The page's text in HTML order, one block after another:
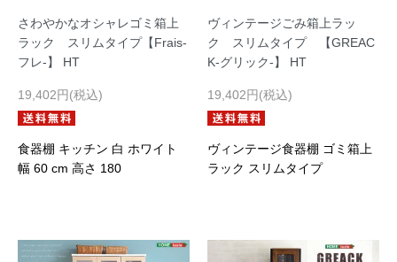
さわやかなオシャレゴミ箱上
ラック スリムタイプ【Frais-
フレ-】 HT
19,402円(税込)
食器棚 キッチン 白 ホワイト
幅 60 cm 高さ 180
ヴィンテージごみ箱上ラッ
ク スリムタイプ 【GREAC
K-グリック-】 HT
19,402円(税込)
ヴィンテージ食器棚 ゴミ箱上
ラック スリムタイプ